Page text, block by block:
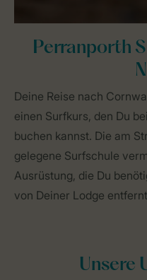
Perranporth
Deine Reise nach
einen Surfkurs, den Du
buchen kannst. Die am
gelegene Surfschule
Ausrüstung, die Du
von Deiner Lodge